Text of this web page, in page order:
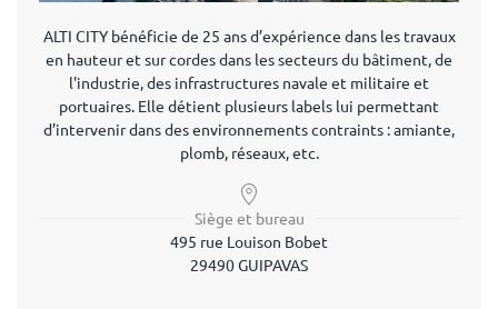
ALTI CITY bénéficie de 25 ans d’expérience dans les travaux
en hauteur et sur cordes dans les secteurs du bâtiment, de
l'industrie, des infrastructures navale et militaire et
portuaires. Elle détient plusieurs labels lui permettant
d’intervenir dans des environnements contraints : amiante,
plomb, réseaux, etc.
Siège et bureau
495 rue Louison Bobet
29490 GUIPAVAS